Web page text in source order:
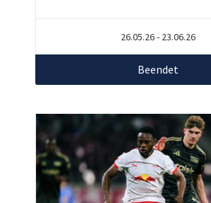
26.05.26 - 23.06.26
Beendet